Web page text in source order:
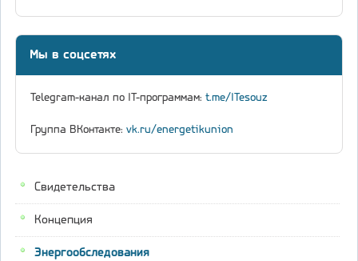
Свидетельства
Концепция
Энергообследования
Мы в соцсетях
Telegram-канал по IT-программам: t.me/ITesouz
Группа ВКонтакте: vk.ru/energetikunion